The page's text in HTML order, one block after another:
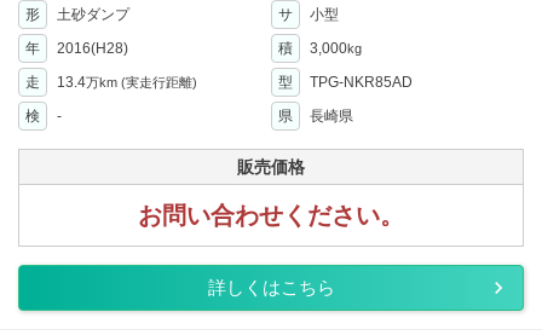
形 土砂ダンプ サ
小型
年
2016(H28) 積 3,000kg
走 13.4万km (実走行距離) 型
TPG-NKR85AD
検
- 県 長崎県
販売価格
お問い合わせください。
詳しくはこちら